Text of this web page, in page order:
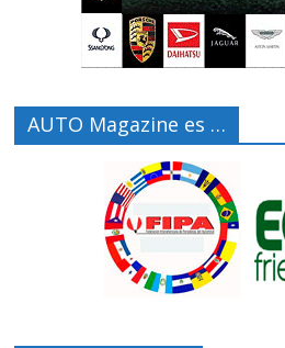
AUTO Magazine es …